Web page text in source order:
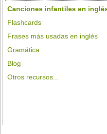
Canciones infantiles en
Flashcards
Frases más usadas en inglés
Gramática
Blog
Otros recursos...